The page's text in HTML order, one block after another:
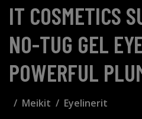
IT COSMETICS
NO-TUG GEL
POWERFUL
Meikit Eyelinerit